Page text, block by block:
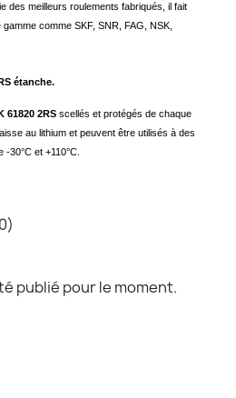
des meilleurs roulements fabriqués, il fait
comme SKF, SNR, FAG, NSK,
étanche.
61820 2RS scellés et protégés de chaque
au lithium et peuvent être utilisés à des
30°C et +110°C.
publié pour le moment.